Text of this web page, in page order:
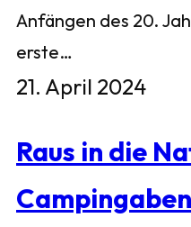
Anfängen des 20.
erste…
21. April 2024
Raus in die